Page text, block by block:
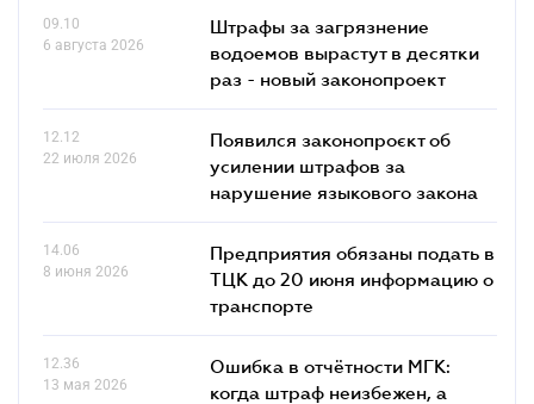
09.10
6 августа 2026
Штрафы за загрязнение
водоемов вырастут в десятки
раз - новый законопроект
12.12
22 июля 2026
Появился законопроєкт об
усилении штрафов за
нарушение языкового закона
14.06
8 июня 2026
Предприятия обязаны подать в
ТЦК до 20 июня информацию о
транспорте
12.36
13 мая 2026
Ошибка в отчётности МГК:
когда штраф неизбежен, а